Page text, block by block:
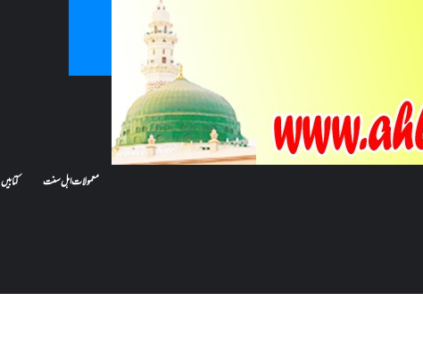
معمولات اہل سنت کتابیں